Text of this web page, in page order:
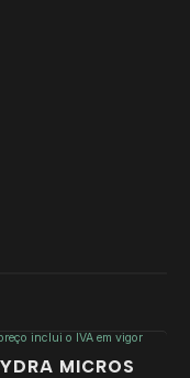
inclui o IVA em vigor
MICROS